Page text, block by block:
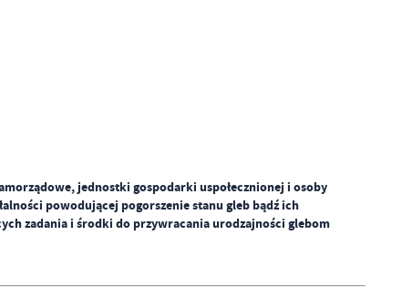
jednostki gospodarki uspołecznionej i osoby
powodującej pogorszenie stanu gleb bądź ich
zadania i środki do przywracania urodzajności glebom